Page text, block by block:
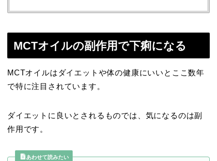
MCTオイルの副作用で下痢になる
MCTオイルはダイエットや体の健康にいいとここ数年
で特に注目されています。
ダイエットに良いとされるものでは、気になるのは副
作用です。
あわせて読みたい